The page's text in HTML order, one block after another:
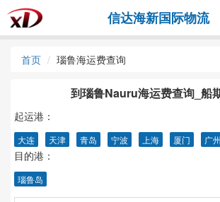
信达海新国际物流
首页 瑙鲁海运费查询
到瑙鲁Nauru海运费查询_船
起运港：
大连 天津 青岛 宁波 上海 厦门 广州
目的港：
瑙鲁岛